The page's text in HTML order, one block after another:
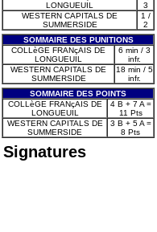
LONGUEUIL
3
WESTERN CAPITALS DE
SUMMERSIDE
1 /
2
SOMMAIRE DES PUNITIONS
COLLèGE FRANçAIS DE
LONGUEUIL
6 min / 3
infr.
WESTERN CAPITALS DE
SUMMERSIDE
18 min / 5
infr.
SOMMAIRE DES POINTS
COLLèGE FRANçAIS DE
LONGUEUIL
4 B + 7 A =
11 Pts
WESTERN CAPITALS DE
SUMMERSIDE
3 B + 5 A =
8 Pts
Signatures